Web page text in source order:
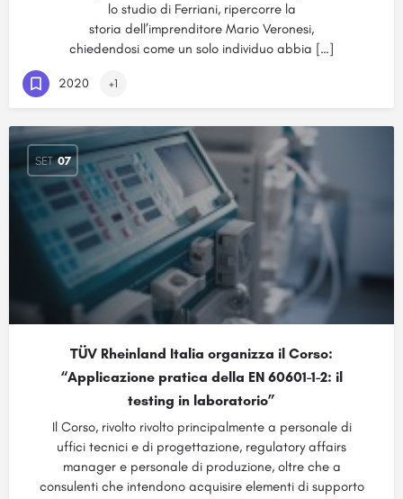
lo studio di Ferriani, ripercorre la
storia dell’imprenditore Mario Veronesi,
chiedendosi come un solo individuo abbia […]
2020 +1
SET 07
TÜV Rheinland Italia organizza il Corso:
“Applicazione pratica della EN 60601-1-2: il
testing in laboratorio”
Il Corso, rivolto rivolto principalmente a personale di
uffici tecnici e di progettazione, regulatory affairs
manager e personale di produzione, oltre che a
consulenti che intendono acquisire elementi di supporto